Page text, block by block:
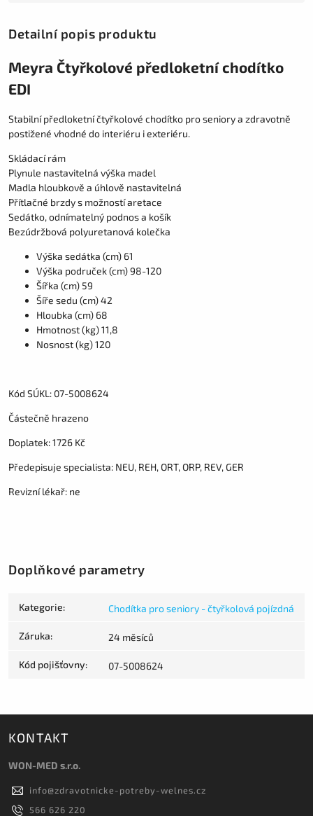
Detailní popis produktu
Meyra Čtyřkolové předloketní chodítko
EDI
Stabilní předloketní čtyřkolové chodítko pro seniory a zdravotně
postižené vhodné do interiéru i exteriéru.
Skládací rám
Plynule nastavitelná výška madel
Madla hloubkově a úhlově nastavitelná
Přítlačné brzdy s možností aretace
Sedátko, odnímatelný podnos a košík
Bezúdržbová polyuretanová kolečka
Výška sedátka (cm) 61
Výška područek (cm) 98-120
Šířka (cm) 59
Šíře sedu (cm) 42
Hloubka (cm) 68
Hmotnost (kg) 11,8
Nosnost (kg) 120
Kód SÚKL: 07-5008624
Částečně hrazeno
Doplatek: 1726 Kč
Předepisuje specialista: NEU, REH, ORT, ORP, REV, GER
Revizní lékař: ne
Doplňkové parametry
Kategorie: Chodítka pro seniory - čtyřkolová pojízdná
Záruka: 24 měsíců
Kód pojišťovny: 07-5008624
KONTAKT
WON-MED s.r.o.
info@zdravotnicke-potreby-welnes.cz
566 626 220